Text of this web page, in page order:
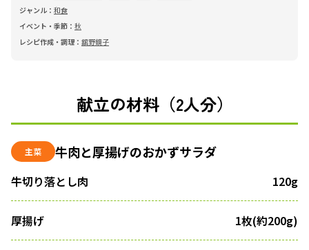
ジャンル： 和食
イベント・季節： 秋
レシピ作成・調理： 舘野鏡子
献立の材料（2人分）
主菜 牛肉と厚揚げのおかずサラダ
牛切り落とし肉 120g
厚揚げ 1枚(約200g)